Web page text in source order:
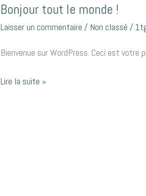
Bonjour tout le monde !
Laisser un commentaire / Non classé /
Bienvenue sur WordPress. Ceci est votre
Bonjour
tout
monde !
Lire la suite »